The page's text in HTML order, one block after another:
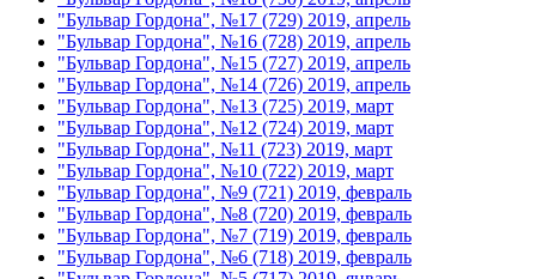
"Бульвар Гордона", №17 (729) 2019, апрель
"Бульвар Гордона", №16 (728) 2019, апрель
"Бульвар Гордона", №15 (727) 2019, апрель
"Бульвар Гордона", №14 (726) 2019, апрель
"Бульвар Гордона", №13 (725) 2019, март
"Бульвар Гордона", №12 (724) 2019, март
"Бульвар Гордона", №11 (723) 2019, март
"Бульвар Гордона", №10 (722) 2019, март
"Бульвар Гордона", №9 (721) 2019, февраль
"Бульвар Гордона", №8 (720) 2019, февраль
"Бульвар Гордона", №7 (719) 2019, февраль
"Бульвар Гордона", №6 (718) 2019, февраль